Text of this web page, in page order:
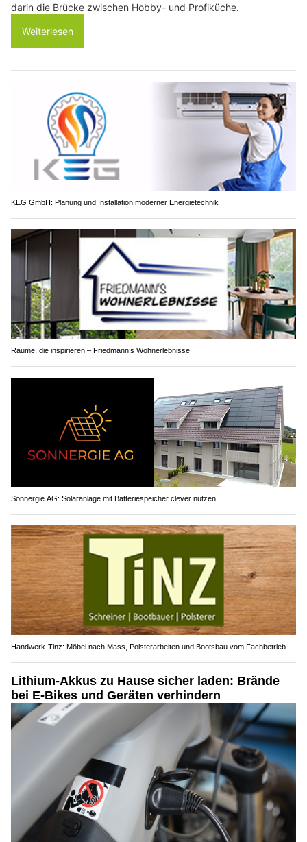
darin die Brücke zwischen Hobby- und Profiküche.
Weiterlesen
KEG GmbH: Planung und Installation moderner Energietechnik
Räume, die inspirieren – Friedmann’s Wohnerlebnisse
Sonnergie AG: Solaranlage mit Batteriespeicher clever nutzen
Handwerk-Tinz: Möbel nach Mass, Polsterarbeiten und Bootsbau vom Fachbetrieb
Lithium-Akkus zu Hause sicher laden: Brände
bei E-Bikes und Geräten verhindern